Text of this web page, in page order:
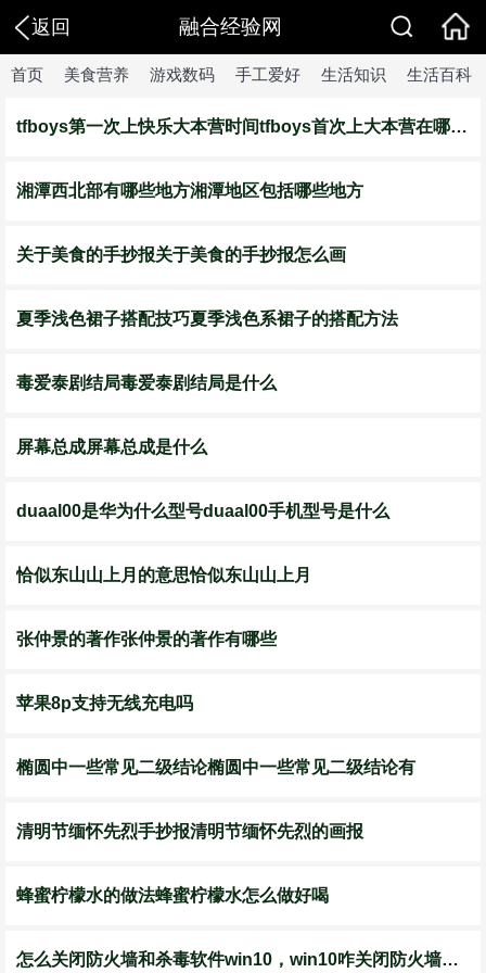
返回 融合经验网
首页 美食营养 游戏数码 手工爱好 生活知识 生活百科
tfboys第一次上快乐大本营时间tfboys首次上大本营在哪一期
湘潭西北部有哪些地方湘潭地区包括哪些地方
关于美食的手抄报关于美食的手抄报怎么画
夏季浅色裙子搭配技巧夏季浅色系裙子的搭配方法
毒爱泰剧结局毒爱泰剧结局是什么
屏幕总成屏幕总成是什么
duaal00是华为什么型号duaal00手机型号是什么
恰似东山山上月的意思恰似东山山上月
张仲景的著作张仲景的著作有哪些
苹果8p支持无线充电吗
椭圆中一些常见二级结论椭圆中一些常见二级结论有
清明节缅怀先烈手抄报清明节缅怀先烈的画报
蜂蜜柠檬水的做法蜂蜜柠檬水怎么做好喝
怎么关闭防火墙和杀毒软件win10，win10咋关闭防火墙和杀毒软件